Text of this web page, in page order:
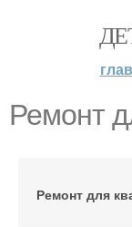
Ремонт
Ремонт для